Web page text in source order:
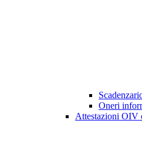
Oneri
Attestazioni OIV